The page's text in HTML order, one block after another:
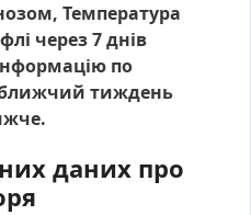
Температура
через 7 днів
по
тиждень
даних про